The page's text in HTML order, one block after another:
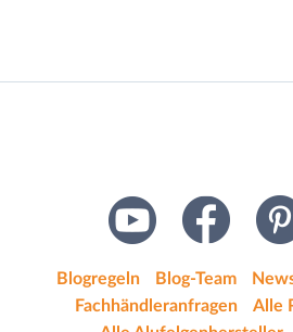
Blogregeln Blog-Team
Fachhändleranfragen
Alle